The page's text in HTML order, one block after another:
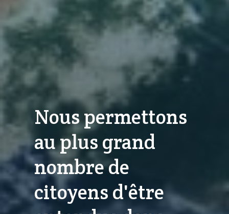
Nous permettons
au plus grand
nombre de
citoyens d'être